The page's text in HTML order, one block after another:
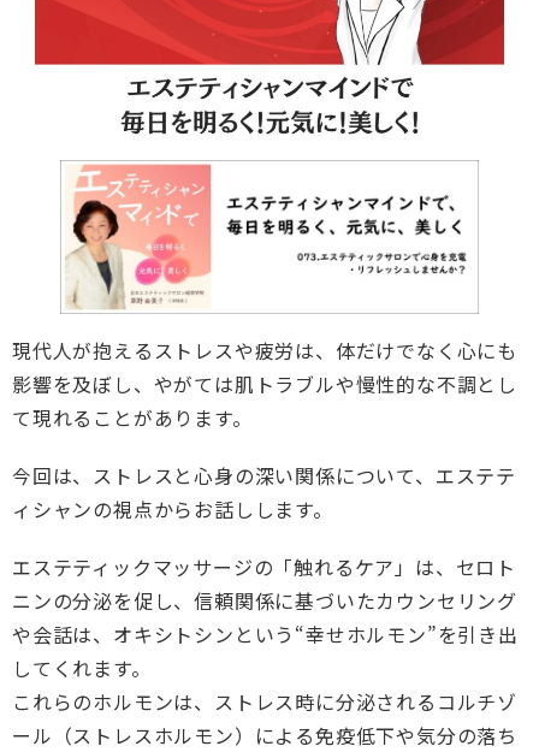
現代人が抱えるストレスや疲労は、体だけでなく心にも
影響を及ぼし、やがては肌トラブルや慢性的な不調とし
て現れることがあります。
今回は、ストレスと心身の深い関係について、エステテ
ィシャンの視点からお話しします。
エステティックマッサージの「触れるケア」は、セロト
ニンの分泌を促し、信頼関係に基づいたカウンセリング
や会話は、オキシトシンという“幸せホルモン”を引き出
してくれます。
これらのホルモンは、ストレス時に分泌されるコルチゾ
ール（ストレスホルモン）による免疫低下や気分の落ち